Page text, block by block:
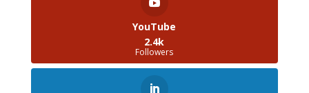
YouTube
2.4k
Followers